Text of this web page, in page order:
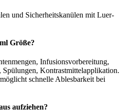
und Sicherheitskanülen mit Luer-
Größe?
Infusionsvorbereitung,
Kontrastmittelapplikation.
schnelle Ablesbarkeit bei
aufziehen?